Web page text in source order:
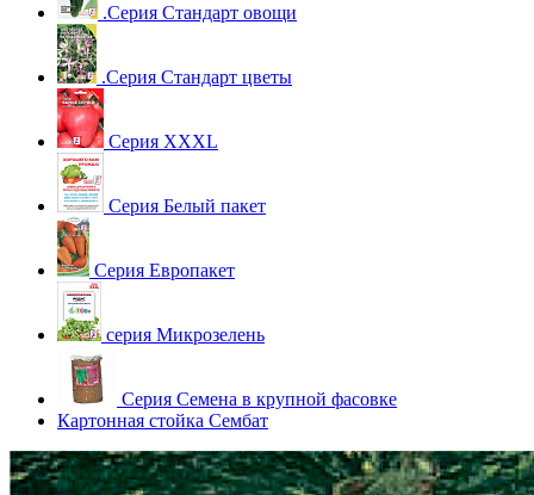
.Серия Стандарт овощи
.Серия Стандарт цветы
Серия XXXL
Серия Белый пакет
Серия Европакет
серия Микрозелень
Серия Семена в крупной фасовке
Картонная стойка Сембат